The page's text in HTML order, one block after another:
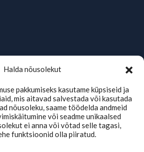
Halda nõusolekut
pakkumiseks kasutame küpsiseid ja
mis aitavad salvestada või kasutada
nõusoleku, saame töödelda andmeid
või seadme unikaalsed
ei anna või võtad selle tagasi,
funktsioonid olla piiratud.